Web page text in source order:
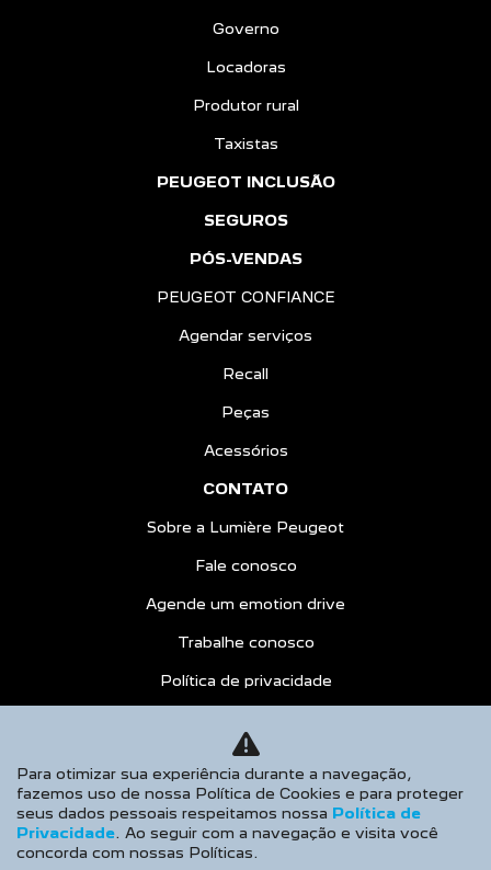
Governo
Locadoras
Produtor rural
Taxistas
PEUGEOT INCLUSÃO
SEGUROS
PÓS-VENDAS
PEUGEOT CONFIANCE
Agendar serviços
Recall
Peças
Acessórios
CONTATO
Sobre a Lumière Peugeot
Fale conosco
Agende um emotion drive
Trabalhe conosco
Política de privacidade
AGENDE UM TEST DRIVE
Desacelere. Seu bem maior é a vida.
Para otimizar sua experiência durante a navegação,
fazemos uso de nossa Política de Cookies e para proteger
seus dados pessoais respeitamos nossa Política de
Privacidade. Ao seguir com a navegação e visita você
concorda com nossas Políticas.